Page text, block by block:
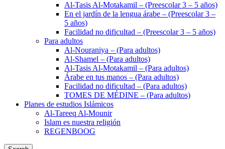
Al-Tasis Al-Motakamil – (Preescolar 3 – 5 años)
En el jardín de la lengua árabe – (Preescolar 3 –
5 años)
Facilidad no dificultad – (Preescolar 3 – 5 años)
Para adultos
Al-Nouraniya – (Para adultos)
Al-Shamel – (Para adultos)
Al-Tasis Al-Motakamil – (Para adultos)
Árabe en tus manos – (Para adultos)
Facilidad no dificultad – (Para adultos)
TOMES DE MÉDINE – (Para adultos)
Planes de estudios Islámicos
Al-Tareeq Al-Mounir
Islam es nuestra religión
REGENBOOG